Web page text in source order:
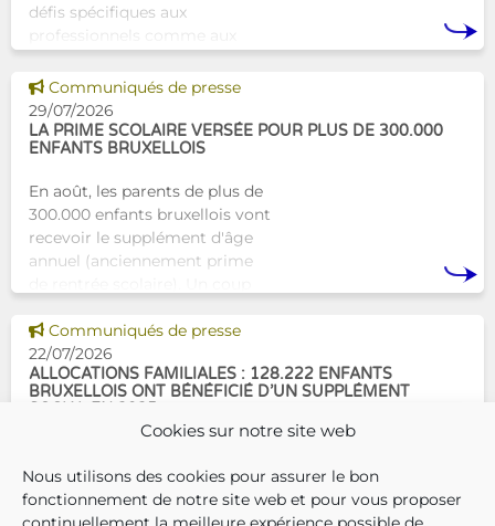
Cookies sur notre site web
Nous utilisons des cookies pour assurer le bon
fonctionnement de notre site web et pour vous proposer
défis spécifiques aux
professionnels comme aux
Tam-Tam apporte une réponse
concrète avec une formation
dest
Voir cette news
Communiqués de presse
29/07/2026
LA PRIME SCOLAIRE VERSÉE POUR PLUS DE 300.000
ENFANTS BRUXELLOIS
En août, les parents de plus de
300.000 enfants bruxellois vont
recevoir le supplément d'âge
annuel (anciennement prime
commencer la
Voir cette news
Communiqués de presse
22/07/2026
ALLOCATIONS FAMILIALES : 128.222 ENFANTS
BRUXELLOIS ONT BÉNÉFICIÉ D’UN SUPPLÉMENT
En décembre 2025, 304.966
enfants bruxellois avaient droit
aux allocations familiales.